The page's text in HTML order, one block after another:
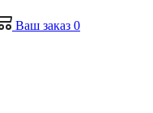
Ваш заказ 0